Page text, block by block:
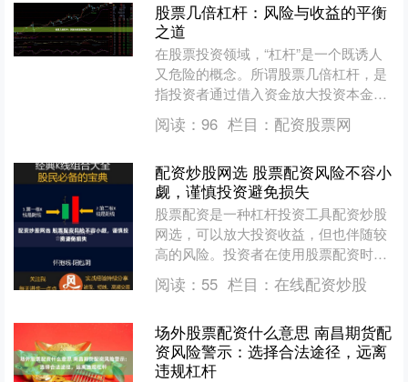
股票几倍杠杆：风险与收益的平衡
之道
在股票投资领域，“杠杆”是一个既诱人
又危险的概念。所谓股票几倍杠杆，是
指投资者通过借入资金放大投资本金，
从而追求更高收益的操作方式。常见的
有2倍、3倍、5倍甚至....
阅读： 96 栏目： 配资股票网
配资炒股网选 股票配资风险不容小
觑，谨慎投资避免损失
股票配资是一种杠杆投资工具配资炒股
网选，可以放大投资收益，但也伴随较
高的风险。投资者在使用股票配资时，
必须充分了解其风险，谨慎投资，避免
损失。 * **放大收益....
阅读： 55 栏目： 在线配资炒股
场外股票配资什么意思 南昌期货配
资风险警示：选择合法途径，远离
违规杠杆